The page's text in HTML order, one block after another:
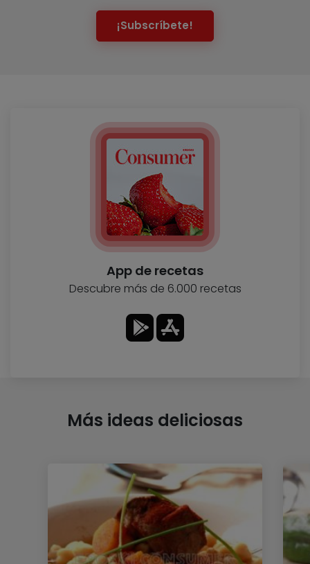
¡Subscríbete!
App de recetas
Descubre más de 6.000 recetas
Más ideas deliciosas